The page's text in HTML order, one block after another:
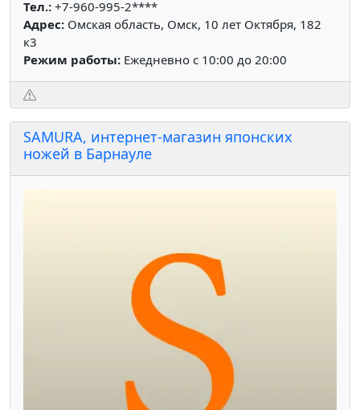
Тел.: +7-960-995-2****
Адрес: Омская область, Омск, 10 лет Октября, 182
к3
Режим работы: Ежедневно с 10:00 до 20:00
SAMURA, интернет-магазин японских
ножей в Барнауле